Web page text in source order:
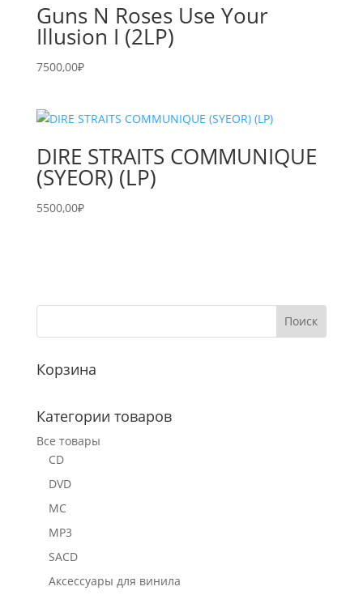
Guns N Roses Use Your
Illusion I (2LP)
7500,00₽
DIRE STRAITS COMMUNIQUE
(SYEOR) (LP)
5500,00₽
Корзина
Категории товаров
Все товары
CD
DVD
MC
MP3
SACD
Аксессуары для винила